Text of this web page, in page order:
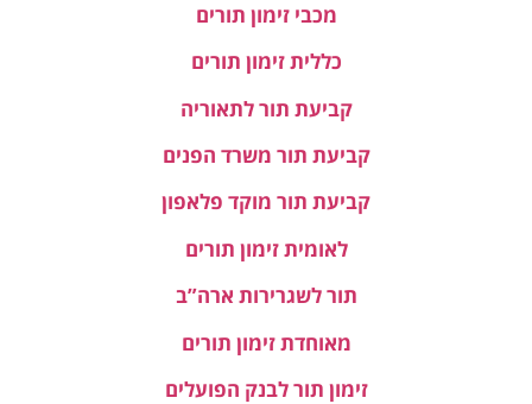
מכבי זימון תורים
כללית זימון תורים
קביעת תור לתאוריה
קביעת תור משרד הפנים
קביעת תור מוקד פלאפון
לאומית זימון תורים
תור לשגרירות ארה”ב
מאוחדת זימון תורים
זימון תור לבנק הפועלים